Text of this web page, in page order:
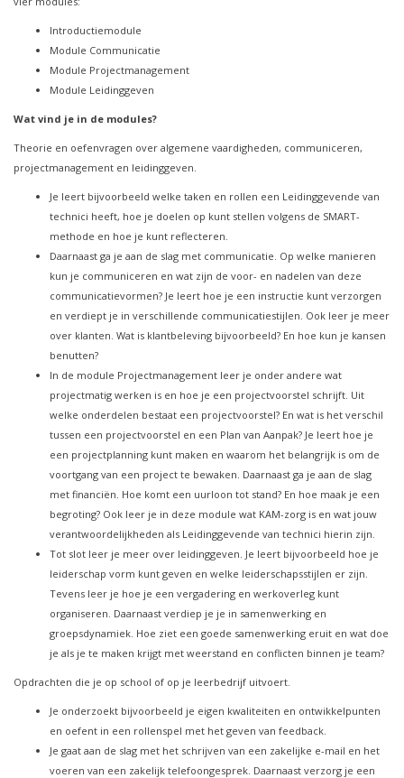
Introductiemodule
Module Communicatie
Module Projectmanagement
Module Leidinggeven
Wat vind je in de modules?
Theorie en oefenvragen over algemene vaardigheden, communiceren,
projectmanagement en leidinggeven.
Je leert bijvoorbeeld welke taken en rollen een Leidinggevende van
technici heeft, hoe je doelen op kunt stellen volgens de SMART-
methode en hoe je kunt reflecteren.
Daarnaast ga je aan de slag met communicatie. Op welke manieren
kun je communiceren en wat zijn de voor- en nadelen van deze
communicatievormen? Je leert hoe je een instructie kunt verzorgen
en verdiept je in verschillende communicatiestijlen. Ook leer je meer
over klanten. Wat is klantbeleving bijvoorbeeld? En hoe kun je kansen
benutten?
In de module Projectmanagement leer je onder andere wat
projectmatig werken is en hoe je een projectvoorstel schrijft. Uit
welke onderdelen bestaat een projectvoorstel? En wat is het verschil
tussen een projectvoorstel en een Plan van Aanpak? Je leert hoe je
een projectplanning kunt maken en waarom het belangrijk is om de
voortgang van een project te bewaken. Daarnaast ga je aan de slag
met financiën. Hoe komt een uurloon tot stand? En hoe maak je een
begroting? Ook leer je in deze module wat KAM-zorg is en wat jouw
verantwoordelijkheden als Leidinggevende van technici hierin zijn.
Tot slot leer je meer over leidinggeven. Je leert bijvoorbeeld hoe je
leiderschap vorm kunt geven en welke leiderschapsstijlen er zijn.
Tevens leer je hoe je een vergadering en werkoverleg kunt
organiseren. Daarnaast verdiep je je in samenwerking en
groepsdynamiek. Hoe ziet een goede samenwerking eruit en wat doe
je als je te maken krijgt met weerstand en conflicten binnen je team?
Opdrachten die je op school of op je leerbedrijf uitvoert.
Je onderzoekt bijvoorbeeld je eigen kwaliteiten en ontwikkelpunten
en oefent in een rollenspel met het geven van feedback.
Je gaat aan de slag met het schrijven van een zakelijke e-mail en het
voeren van een zakelijk telefoongesprek. Daarnaast verzorg je een